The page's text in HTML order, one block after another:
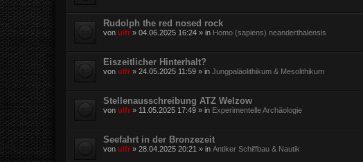
Rudolph the red nosed rock
von ulfr » 04.06.2025 16:24 » in Homo (sapiens) neanderthalensis
Eiszeitlicher Hinterhalt?
von ulfr » 24.05.2025 11:59 » in Jungpaläolithikum & Mesolithikum
Stellenausschreibung ATZ Welzow
von ulfr » 11.05.2025 17:49 » in Experimentelle Archäologie
Seefahrt in der Bronzezeit
von ulfr » 28.04.2025 20:21 » in Antiker Schiffbau & Nautik